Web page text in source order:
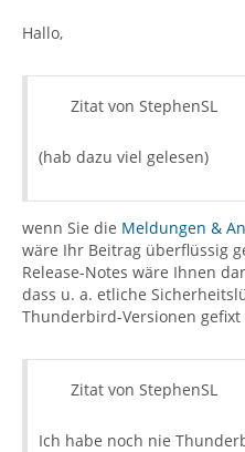
Hallo,
Zitat von StephenSL
(hab dazu viel gelesen)
wenn Sie die Meldungen &
wäre Ihr Beitrag überflüssig
Release-Notes wäre Ihnen
dass u. a. etliche
Thunderbird-Versionen
Zitat von StephenSL
Ich habe noch nie